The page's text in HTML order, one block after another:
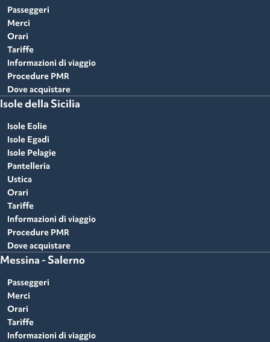
Passeggeri
Merci
Orari
Tariffe
Informazioni di viaggio
Procedure PMR
Dove acquistare
Isole della Sicilia
Isole Eolie
Isole Egadi
Isole Pelagie
Pantelleria
Ustica
Orari
Tariffe
Informazioni di viaggio
Procedure PMR
Dove acquistare
Messina - Salerno
Passeggeri
Merci
Orari
Tariffe
Informazioni di viaggio